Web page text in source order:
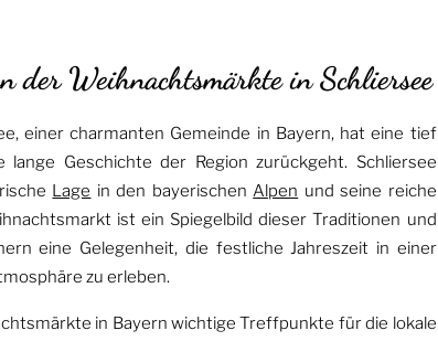
der Weihnachtsmärkte in Schliersee
einer charmanten Gemeinde in Bayern, hat eine tief
Geschichte der Region zurückgeht. Schliersee
Lage in den bayerischenAlpen und seine reiche
ist ein Spiegelbild dieser Traditionen und
eine Gelegenheit, die festliche Jahreszeit in einer
zu erleben.
in Bayern wichtige Treffpunkte für die lokale